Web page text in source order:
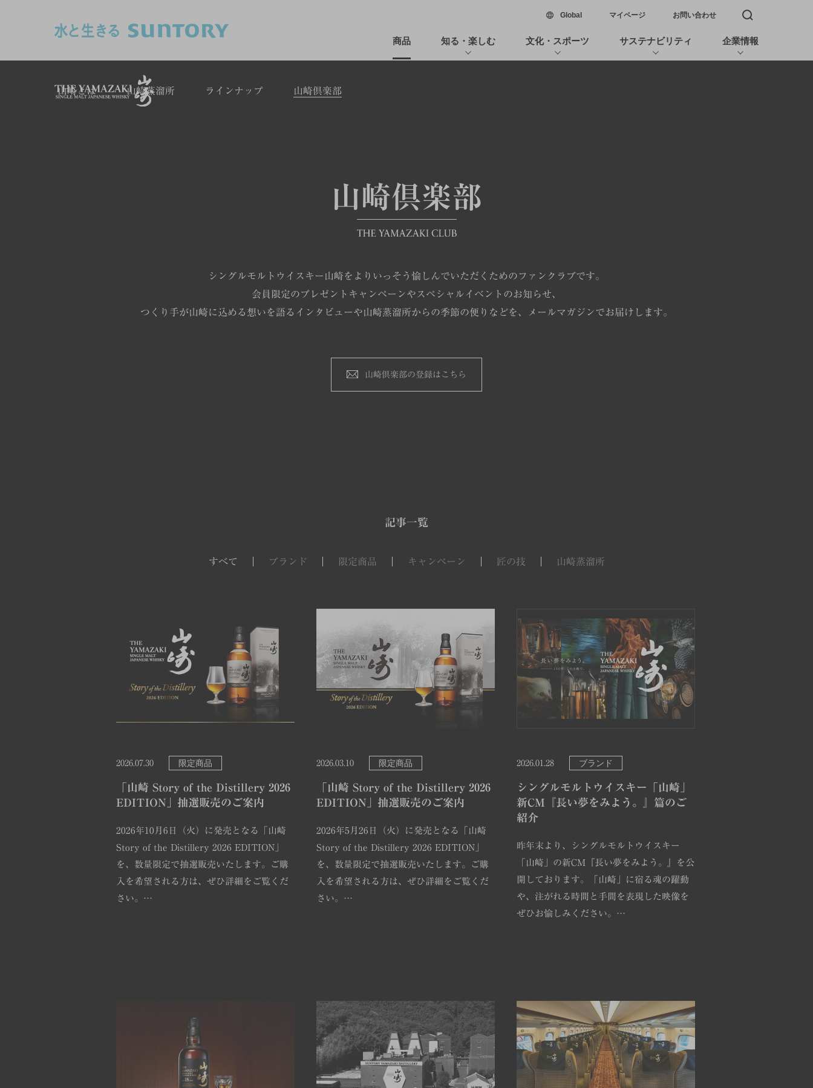
Global新しいウィンドウで開く
マイページ お問い合わせ 検索窓を開く
商品 知る・楽しむ 文化・スポーツ サステナビリティ 企業情報
山崎とは 山崎蒸溜所 ラインナップ 山崎倶楽部
山崎倶楽部
シングルモルトウイスキー山崎をよりいっそう愉しんでいただくためのファンクラブです。
会員限定のプレゼントキャンペーンやスペシャルイベントのお知らせ、
つくり手が山崎に込める想いを語るインタビューや山崎蒸溜所からの季節の便りなどを、メールマガジンでお届けします。
山崎倶楽部の登録はこちら
記事一覧
すべて ブランド 限定商品 キャンペーン 匠の技 山崎蒸溜所
2026.07.30 限定商品
「山崎 Story of the Distillery 2026
EDITION」抽選販売のご案内
2026年10月6日（火）に発売となる「山崎
Story of the Distillery 2026 EDITION」
を、数量限定で抽選販売いたします。ご購
入を希望される方は、ぜひ詳細をご覧くだ
さい。…
2026.03.10 限定商品
「山崎 Story of the Distillery 2026
EDITION」抽選販売のご案内
2026年5月26日（火）に発売となる「山崎
Story of the Distillery 2026 EDITION」
を、数量限定で抽選販売いたします。ご購
入を希望される方は、ぜひ詳細をご覧くだ
さい。…
2026.01.28 ブランド
シングルモルトウイスキー「山崎」
新CM『長い夢をみよう。』篇のご
紹介
昨年末より、シングルモルトウイスキー
「山崎」の新CM『長い夢をみよう。』を公
開しております。「山崎」に宿る魂の躍動
や、注がれる時間と手間を表現した映像を
ぜひお愉しみください。…